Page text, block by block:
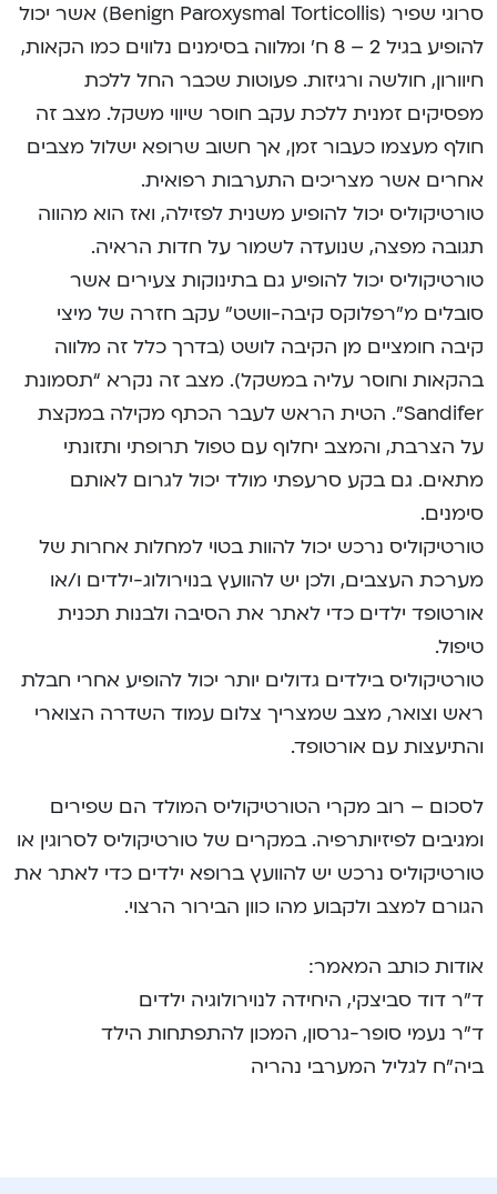
סרוגי שפיר (Benign Paroxysmal Torticollis) אשר יכול
להופיע בגיל 2 – 8 ח’ ומלווה בסימנים נלווים כמו הקאות,
חיוורון, חולשה ורגיזות. פעוטות שכבר החל ללכת
מפסיקים זמנית ללכת עקב חוסר שיווי משקל. מצב זה
חולף מעצמו כעבור זמן, אך חשוב שרופא ישלול מצבים
אחרים אשר מצריכים התערבות רפואית.
טורטיקוליס יכול להופיע משנית לפזילה, ואז הוא מהווה
תגובה מפצה, שנועדה לשמור על חדות הראיה.
טורטיקוליס יכול להופיע גם בתינוקות צעירים אשר
סובלים מ”רפלוקס קיבה-וושט” עקב חזרה של מיצי
קיבה חומציים מן הקיבה לושט (בדרך כלל זה מלווה
בהקאות וחוסר עליה במשקל). מצב זה נקרא “תסמונת
Sandifer”. הטית הראש לעבר הכתף מקילה במקצת
על הצרבת, והמצב יחלוף עם טפול תרופתי ותזונתי
מתאים. גם בקע סרעפתי מולד יכול לגרום לאותם
סימנים.
טורטיקוליס נרכש יכול להוות בטוי למחלות אחרות של
מערכת העצבים, ולכן יש להוועץ בנוירולוג-ילדים ו/או
אורטופד ילדים כדי לאתר את הסיבה ולבנות תכנית
טיפול.
טורטיקוליס בילדים גדולים יותר יכול להופיע אחרי חבלת
ראש וצואר, מצב שמצריך צלום עמוד השדרה הצוארי
והתיעצות עם אורטופד.
לסכום – רוב מקרי הטורטיקוליס המולד הם שפירים
ומגיבים לפיזיותרפיה. במקרים של טורטיקוליס לסרוגין או
טורטיקוליס נרכש יש להוועץ ברופא ילדים כדי לאתר את
הגורם למצב ולקבוע מהו כוון הבירור הרצוי.
אודות כותב המאמר:
ד”ר דוד סביצקי, היחידה לנוירולוגיה ילדים
ד”ר נעמי סופר-גרסון, המכון להתפתחות הילד
ביה”ח לגליל המערבי נהריה